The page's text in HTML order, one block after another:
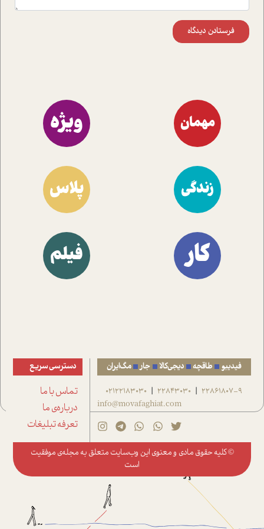
فرستادن دیدگاه
مهمان ویژه
زندگی پلاس
کار فیلم
فیدیبو طاقچه دیجی‌کالا جار مگ‌ایران
22861807-9
|
22843030
|
02122183030
info@movafaghiat.com
دسترسی سریع
تماس با ما
درباره‌ی ما
تعرفه تبلیغات
© کلیه حقوق مادی و معنوی این وب‌سایت متعلق به مجله‌ی موفقیت
است